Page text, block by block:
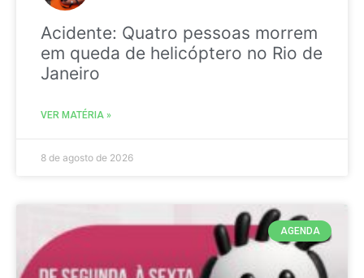
Acidente: Quatro pessoas morrem
em queda de helicóptero no Rio de
Janeiro
VER MATÉRIA »
8 de agosto de 2026
AGENDA